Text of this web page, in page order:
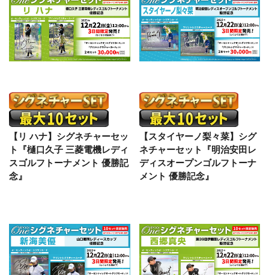
【リ ハナ】シグネチャーセッ
ト『樋口久子 三菱電機レディ
スゴルフトーナメント 優勝記
念』
【スタイヤーノ梨々菜】シグ
ネチャーセット『明治安田レ
ディスオープンゴルフトーナ
メント 優勝記念』